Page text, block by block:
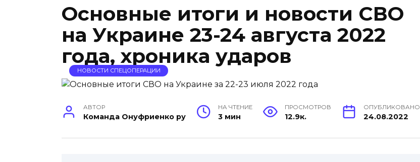
Основные итоги и новости СВО
на Украине 23-24 августа 2022
года, хроника ударов
НОВОСТИ СПЕЦОПЕРАЦИИ
АВТОР
Команда Онуфриенко ру
НА ЧТЕНИЕ
3 мин
ПРОСМОТРОВ
12.9к.
ОПУБЛИКОВАНО
24.08.2022